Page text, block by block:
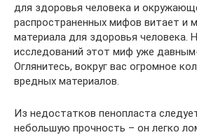
для здоровья человека и
распространенных мифов витает и
материала для здоровья человека.
исследований этот миф уже
Оглянитесь, вокруг вас огромное
вредных материалов.
Из недостатков пенопласта
небольшую прочность – он легко